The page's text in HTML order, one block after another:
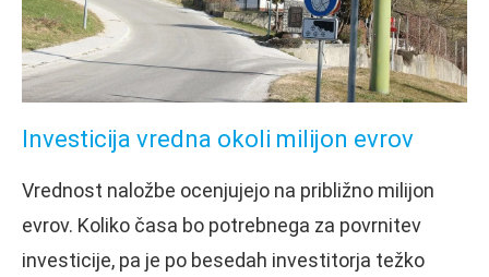
Investicija vredna okoli milijon evrov
Vrednost naložbe ocenjujejo na približno milijon
evrov. Koliko časa bo potrebnega za povrnitev
investicije, pa je po besedah investitorja težko